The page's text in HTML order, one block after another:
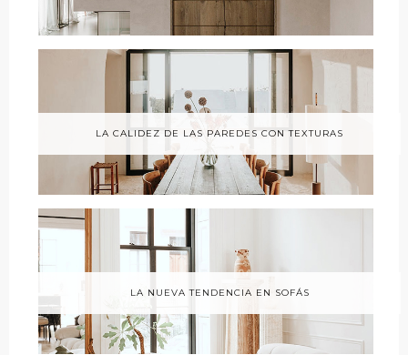
LA CALIDEZ DE LAS PAREDES CON TEXTURAS
LA NUEVA TENDENCIA EN SOFÁS